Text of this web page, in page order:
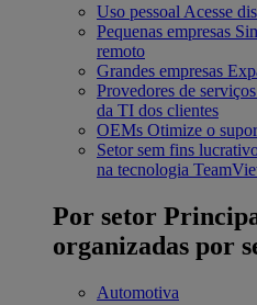
Uso pessoal Acesse
Pequenas empresas
remoto
Grandes empresas
Provedores de
da TI dos clientes
OEMs Otimize o
Setor sem fins
na tecnologia
Por setor
organizadas por
Automotiva